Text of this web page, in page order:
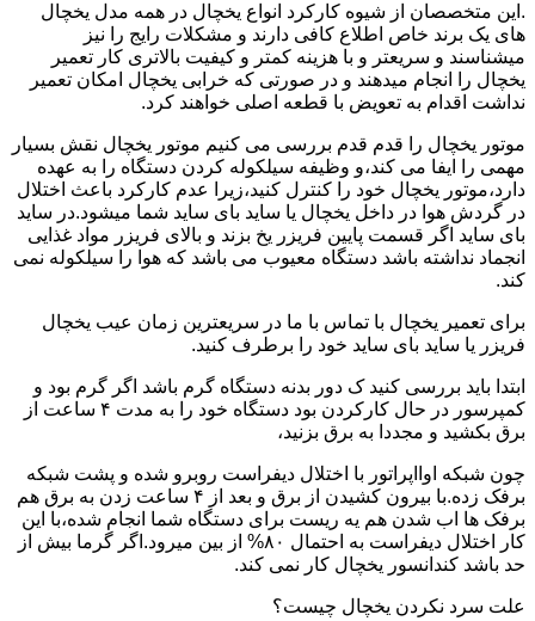
.این متخصصان از شیوه کارکرد انواع یخچال در همه مدل یخچال
های یک برند خاص اطلاع کافی دارند و مشکلات رایج را نیز
میشناسند و سریعتر و با هزینه کمتر و کیفیت بالاتری کار تعمیر
یخچال را انجام میدهند و در صورتی که خرابی یخچال امکان تعمیر
نداشت اقدام به تعویض با قطعه اصلی خواهند کرد.
موتور یخچال را قدم قدم بررسی می کنیم موتور یخچال نقش بسیار
مهمی را ایفا می کند،و وظیفه سیلکوله کردن دستگاه را به عهده
دارد،موتور یخچال خود را کنترل کنید،زیرا عدم کارکرد باعث اختلال
در گردش هوا در داخل یخچال یا ساید بای ساید شما میشود.در ساید
بای ساید اگر قسمت پایین فریزر یخ بزند و بالای فریزر مواد غذایی
انجماد نداشته باشد دستگاه معیوب می باشد که هوا را سیلکوله نمی
کند.
برای تعمیر یخچال با تماس با ما در سریعترین زمان عیب یخچال
فریزر یا ساید بای ساید خود را برطرف کنید.
ابتدا باید بررسی کنید ک دور بدنه دستگاه گرم باشد اگر گرم بود و
کمپرسور در حال کارکردن بود دستگاه خود را به مدت ۴ ساعت از
برق بکشید و مجددا به برق بزنید،
چون شبکه اوااپراتور با اختلال دیفراست روبرو شده و پشت شبکه
برفک زده.با بیرون کشیدن از برق و بعد از ۴ ساعت زدن به برق هم
برفک ها اب شدن هم یه ریست برای دستگاه شما انجام شده،با این
کار اختلال دیفراست به احتمال ۸۰% از بین میرود.اگر گرما بیش از
حد باشد کندانسور یخچال کار نمی کند.
علت سرد نکردن یخچال چیست؟